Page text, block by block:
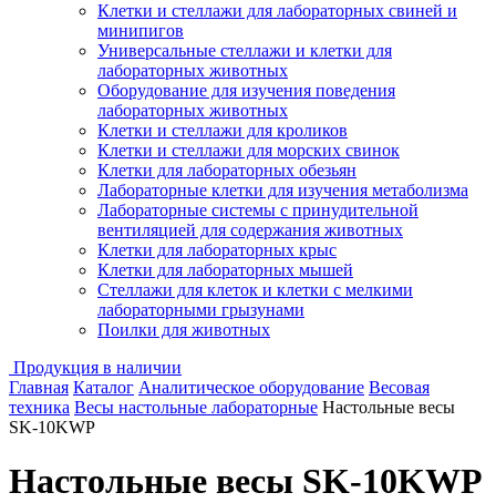
Клетки и стеллажи для лабораторных свиней и
минипигов
Универсальные стеллажи и клетки для
лабораторных животных
Оборудование для изучения поведения
лабораторных животных
Клетки и стеллажи для кроликов
Клетки и стеллажи для морских свинок
Клетки для лабораторных обезьян
Лабораторные клетки для изучения метаболизма
Лабораторные системы с принудительной
вентиляцией для содержания животных
Клетки для лабораторных крыс
Клетки для лабораторных мышей
Стеллажи для клеток и клетки с мелкими
лабораторными грызунами
Поилки для животных
Продукция в наличии
Главная Каталог Аналитическое оборудование Весовая
техника Весы настольные лабораторные Настольные весы
SK-10KWP
Настольные весы SK-10KWP